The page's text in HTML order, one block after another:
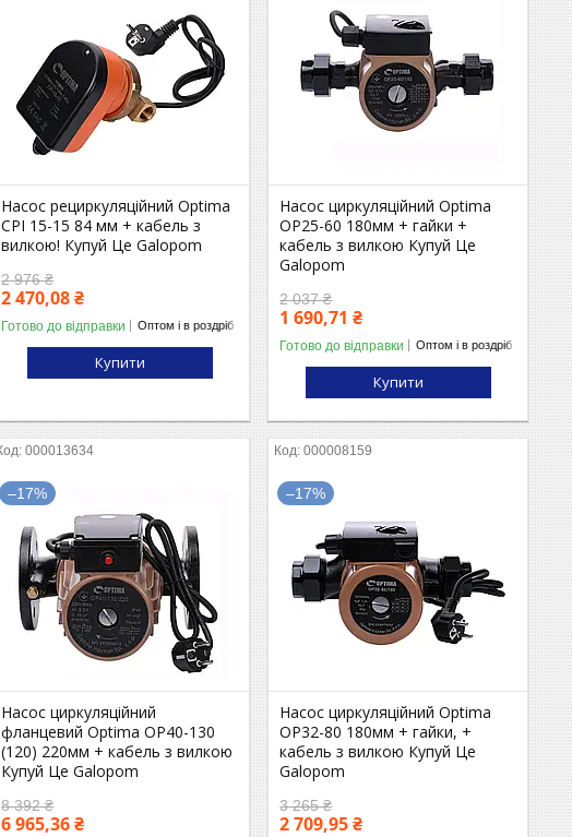
Насос рециркуляційний Optima
CPI 15-15 84 мм + кабель з
вилкою! Купуй Це Galopom
2 976 ₴
2 470,08 ₴
Готово до відправки Оптом і в роздріб
Купити
Насос циркуляційний Optima
OP25-60 180мм + гайки +
кабель з вилкою Купуй Це
Galopom
2 037 ₴
1 690,71 ₴
Готово до відправки Оптом і в роздріб
Купити
000013634
–17%
Насос циркуляційний
фланцевий Optima OP40-130
(120) 220мм + кабель з вилкою
Купуй Це Galopom
8 392 ₴
6 965,36 ₴
000008159
–17%
Насос циркуляційний Optima
OP32-80 180мм + гайки, +
кабель з вилкою Купуй Це
Galopom
3 265 ₴
2 709,95 ₴